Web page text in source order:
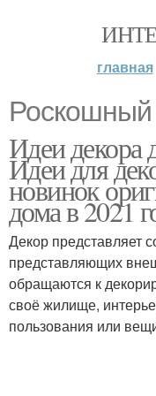
главная
Роскошный
Идеи декора
Идеи для
новинок
дома в 2021
Декор представляет
представляющих
обращаются к
своё жилище,
пользования или